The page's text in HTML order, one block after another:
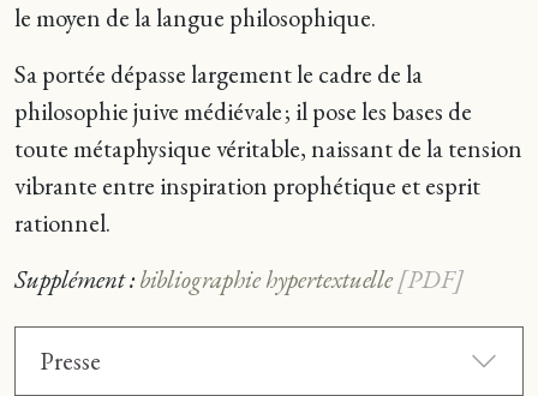
le moyen de la langue philosophique.
Sa portée dépasse largement le cadre de la
philosophie juive médiévale ; il pose les bases de
toute métaphysique véritable, naissant de la tension
vibrante entre inspiration prophétique et esprit
rationnel.
Supplément :bibliographie hypertextuelle
Presse